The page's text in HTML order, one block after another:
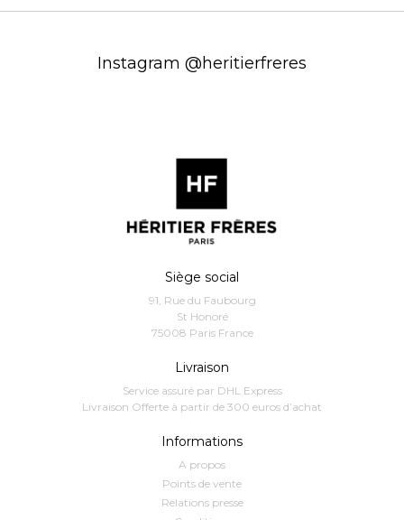
our
Instagram @heritierfreres
Siège social
91, Rue du Faubourg
St Honoré
75008 Paris France
Livraison
Service assuré par DHL Express
Livraison Offerte à partir de 300 euros d’achat
Informations
A propos
Points de vente
Relations presse